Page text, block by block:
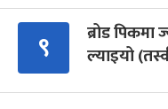
९
ब्रोड
ल्याइयो